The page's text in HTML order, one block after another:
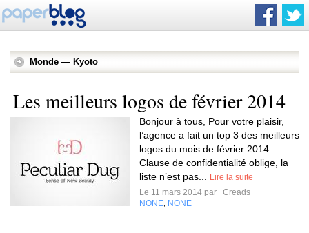
Monde — Kyoto
Les meilleurs logos de février 2014
Bonjour à tous, Pour votre plaisir,
l’agence a fait un top 3 des meilleurs
logos du mois de février 2014.
Clause de confidentialité oblige, la
liste n’est pas...
Lire la suite
Le 11 mars 2014 par
Creads
NONE NONE